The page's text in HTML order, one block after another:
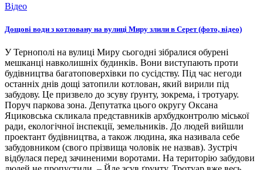
Відео
Дощові води з котловану на вулиці Миру злили в Серет (фото, відео)
У Тернополі на вулиці Миру сьогодні зібралися обурені
мешканці навколишніх будинків. Вони виступають проти
будівництва багатоповерхівки по сусідству. Під час негоди
останніх днів дощі затопили котлован, який вирили під
забудову. Це призвело до зсуву ґрунту, зокрема, і тротуару.
Поруч паркова зона. Депутатка цього округу Оксана
Яциковська скликала представників архбудконтролю міської
ради, екологічної інспекції, земельників. До людей вийшли
проектант будівництва, а також людина, яка називала себе
забудовником (свого прізвища чоловік не назвав). Зустріч
відбулася перед зачиненими воротами. На територію забудови